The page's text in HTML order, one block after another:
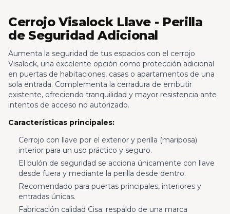
Cerrojo Visalock Llave - Perilla
de Seguridad Adicional
Aumenta la seguridad de tus espacios con el cerrojo
Visalock, una excelente opción como protección adicional
en puertas de habitaciones, casas o apartamentos de una
sola entrada. Complementa la cerradura de embutir
existente, ofreciendo tranquilidad y mayor resistencia ante
intentos de acceso no autorizado.
Características principales:
Cerrojo con llave por el exterior y perilla (mariposa)
interior para un uso práctico y seguro.
El bulón de seguridad se acciona únicamente con llave
desde fuera y mediante la perilla desde dentro.
Recomendado para puertas principales, interiores y
entradas únicas.
Fabricación calidad Cisa: respaldo de una marca